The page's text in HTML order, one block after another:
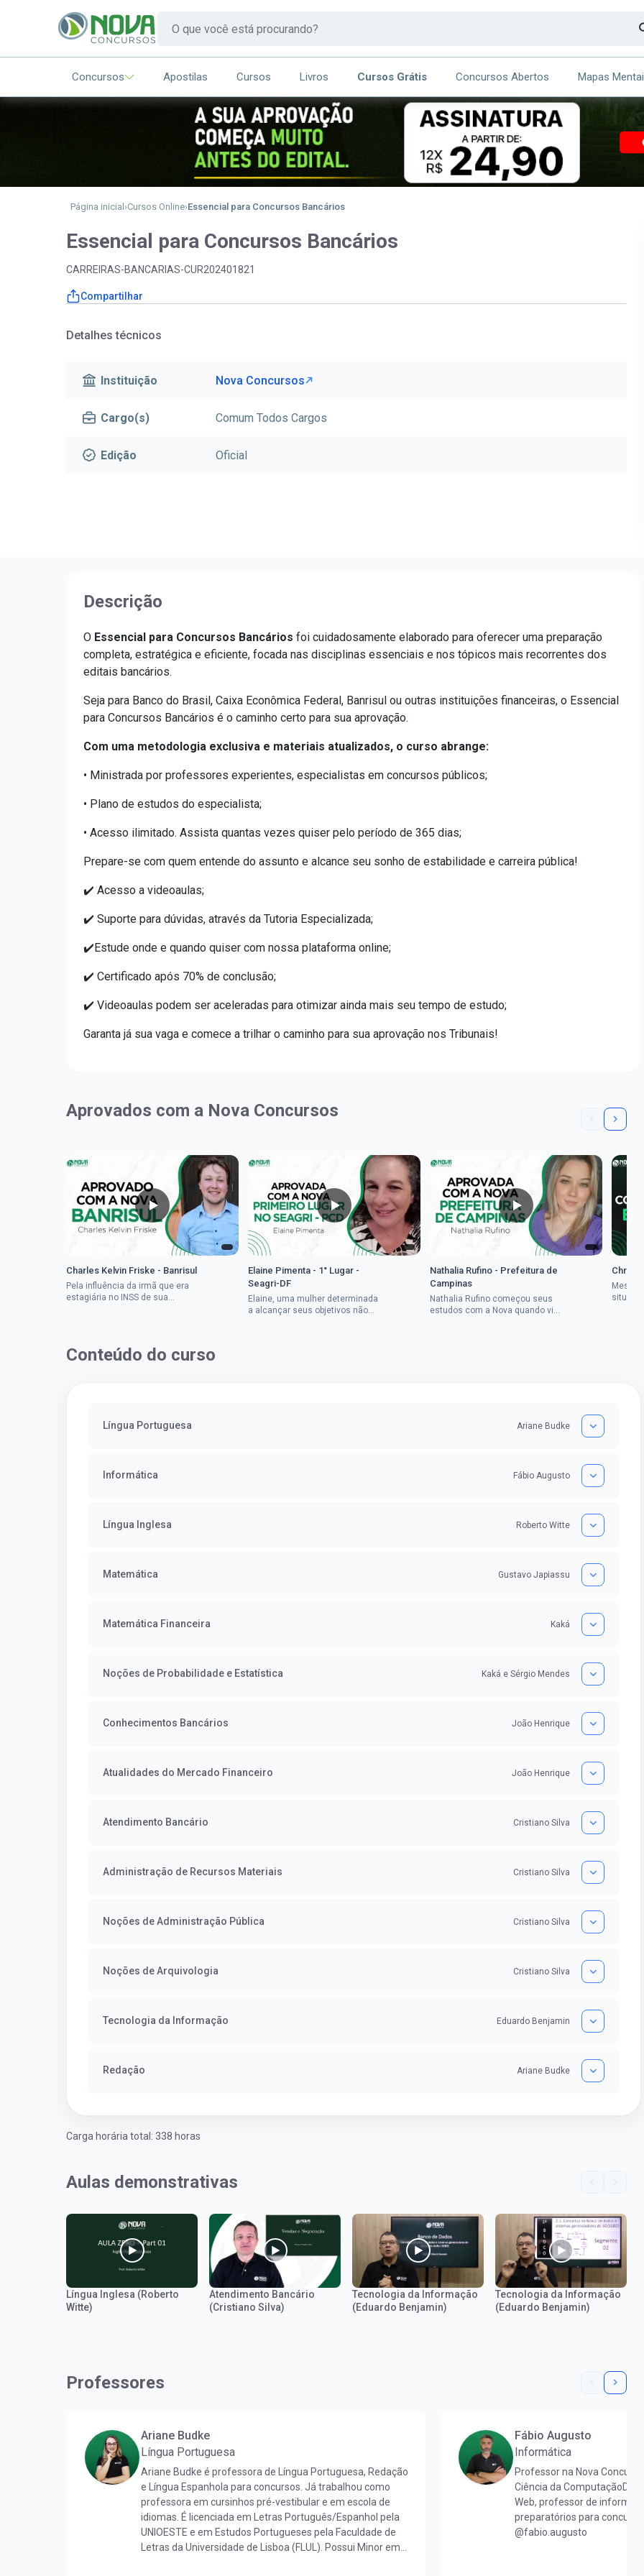
Concursos Apostilas Cursos Livros Cursos Grátis Concursos Abertos Mapas
Página inicial Cursos Online Essencial para Concursos Bancários
Essencial para Concursos Bancários
CARREIRAS-BANCARIAS-CUR202401821
Compartilhar
Detalhes técnicos
Instituição Nova Concursos
Cargo(s) Comum Todos Cargos
Edição Oficial
Descrição
O Essencial para Concursos Bancários foi cuidadosamente elaborado para oferecer uma preparação
completa, estratégica e eficiente, focada nas disciplinas essenciais e nos tópicos mais recorrentes dos
editais bancários.
Seja para Banco do Brasil, Caixa Econômica Federal, Banrisul ou outras instituições financeiras, o Essencial
para Concursos Bancários é o caminho certo para sua aprovação.
Com uma metodologia exclusiva e materiais atualizados, o curso abrange:
• Ministrada por professores experientes, especialistas em concursos públicos;
• Plano de estudos do especialista;
• Acesso ilimitado. Assista quantas vezes quiser pelo período de 365 dias;
Prepare-se com quem entende do assunto e alcance seu sonho de estabilidade e carreira pública!
✔️ Acesso a videoaulas;
✔️ Suporte para dúvidas, através da Tutoria Especializada;
✔️Estude onde e quando quiser com nossa plataforma online;
✔️ Certificado após 70% de conclusão;
✔️ Videoaulas podem ser aceleradas para otimizar ainda mais seu tempo de estudo;
Garanta já sua vaga e comece a trilhar o caminho para sua aprovação nos Tribunais!
Aprovados com a Nova Concursos
Charles Kelvin Friske - Banrisul
Pela influência da irmã que era
estagiária no INSS de sua
Elaine Pimenta - 1° Lugar -
Seagri-DF
Elaine, uma mulher determinada
a alcançar seus objetivos não
Nathalia Rufino - Prefeitura de
Campinas
Nathalia Rufino começou seus
estudos com a Nova quando viu
Mesmo
Conteúdo do curso
Língua Portuguesa Ariane Budke
Informática Fábio Augusto
Língua Inglesa Roberto Witte
Matemática Gustavo Japiassu
Matemática Financeira Kaká
Noções de Probabilidade e Estatística Kaká e Sérgio Mendes
Conhecimentos Bancários João Henrique
Atualidades do Mercado Financeiro João Henrique
Atendimento Bancário Cristiano Silva
Administração de Recursos Materiais Cristiano Silva
Noções de Administração Pública Cristiano Silva
Noções de Arquivologia Cristiano Silva
Tecnologia da Informação Eduardo Benjamin
Redação Ariane Budke
Carga horária total: 338 horas
Aulas demonstrativas
Língua Inglesa (Roberto
Witte)
Atendimento Bancário
(Cristiano Silva)
Tecnologia da Informação
(Eduardo Benjamin)
Tecnologia da Informação
(Eduardo Benjamin)
Professores
Ariane Budke
Língua Portuguesa
Ariane Budke é professora de Língua Portuguesa, Redação
e Língua Espanhola para concursos. Já trabalhou como
professora em cursinhos pré-vestibular e em escola de
idiomas. É licenciada em Letras Português/Espanhol pela
UNIOESTE e em Estudos Portugueses pela Faculdade de
Letras da Universidade de Lisboa (FLUL). Possui Minor em
Fábio Augusto
Informática
Professor na Nova
Ciência da
Web, professor de
preparatórios para
@fabio.augusto